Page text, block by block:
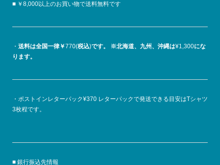
■ ￥8,000以上のお買い物で送料無料です
・ 送料は全国一律￥770(税込)です。 ※北海道、九州、沖縄は¥1,300にな
ります。
・ポストインレターパック¥370 レターパックで発送できる目安はTシャツ
3枚程です。
■ 銀行振込先情報